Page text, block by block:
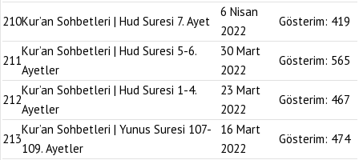
210Kur’an Sohbetleri | Hud Suresi 7. Ayet
6 Nisan
2022
Gösterim: 419
211
Kur’an Sohbetleri | Hud Suresi 5-6.
Ayetler
30 Mart
2022
Gösterim: 565
212
Kur’an Sohbetleri | Hud Suresi 1-4.
Ayetler
23 Mart
2022
Gösterim: 467
213
Kur’an Sohbetleri | Yunus Suresi 107-
109. Ayetler
16 Mart
2022
Gösterim: 474